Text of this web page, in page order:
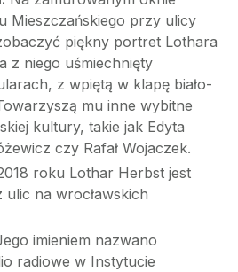
Mieszczańskiego przy ulicy
piękny portret Lothara
z niego uśmiechnięty
z wpiętą w klapę biało-
mu inne wybitne
kultury, takie jak Edyta
czy Rafał Wojaczek.
roku Lothar Herbst jest
ulic na wrocławskich
imieniem nazwano
radiowe w Instytucie